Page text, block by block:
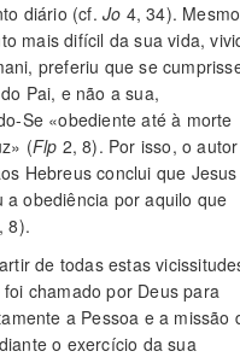
diário (cf. Jo 4, 34). Mesmo
mais difícil da sua vida,
preferiu que se
Pai, e não a sua,
Se «obediente até à morte
(Flp 2, 8). Por isso, o autor
Hebreus conclui que Jesus
a obediência por aquilo que
8).
de todas estas
chamado por Deus para
a Pessoa e a missão
o exercício da sua